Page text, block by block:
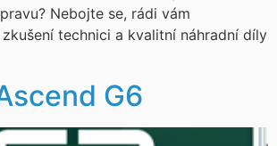
Nebojte se, rádi vám
technici a kvalitní náhradní díly
G6